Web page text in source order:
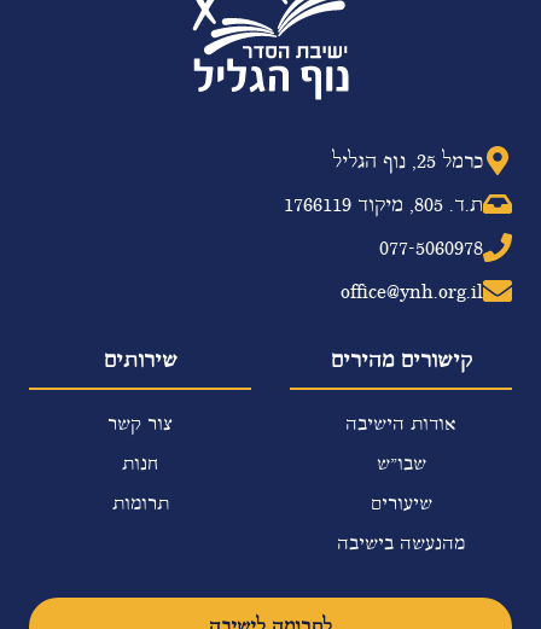
כרמל 25, נוף הגליל
ת.ד. 805, מיקוד 1766119
077-5060978
office@ynh.org.il
קישורים מהירים
אודות הישיבה
שבו"ש
שיעורים
מהנעשה בישיבה
שירותים
צור קשר
חנות
תרומות